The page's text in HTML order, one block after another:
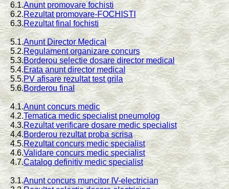
6.1.Anunt promovare fochisti
6.2.Rezultat promovare-FOCHISTI
6.3.Rezultat final fochisti
5.1.Anunt Director Medical
5.2.Regulament organizare concurs
5.3.Borderou selectie dosare director medical
5.4.Erata anunt director medical
5.5.PV afisare rezultat test grila
5.6.Borderou final
4.1.Anunt concurs medic
4.2.Tematica medic specialist pneumolog
4.3.Rezultat verificare dosare medic specialist
4.4.Borderou rezultat proba scrisa
4.5.Rezultat concurs medic specialist
4.6.Validare concurs medic specialist
4.7.Catalog definitiv medic specialist
3.1.Anunt concurs muncitor IV-electrician